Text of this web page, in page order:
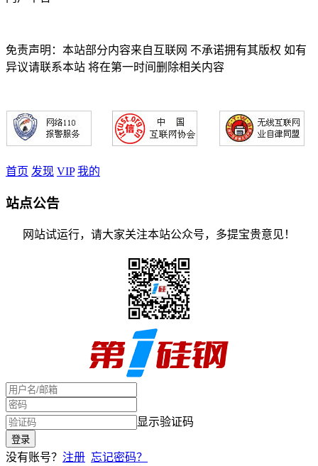
免责声明：本站部分内容来自互联网 不承诺拥有其版权 如有
异议请联系本站 将在第一时间删除相关内容
首页 发现 VIP 我的
站点公告
网站试运行，请大家关注本站公众号，多提宝贵意见！
显示验证码
没有账号？ 注册 忘记密码？